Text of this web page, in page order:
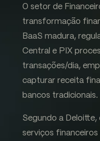
O setor de
transformação
BaaS madura,
Central e PIX
transações/dia,
capturar receita
bancos tradicionais.
Segundo a
serviços